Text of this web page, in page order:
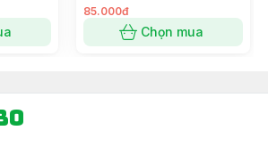
85.000đ
Chọn mua